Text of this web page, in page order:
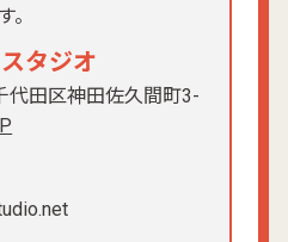
。
タジオ
代田区神田佐久間町3-